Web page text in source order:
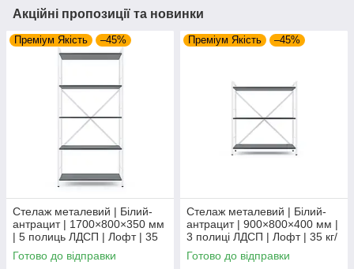
Акційні пропозиції та новинки
Преміум Якість –45%
Стелаж металевий | Білий-
антрацит | 1700×800×350 мм
| 5 полиць ЛДСП | Лофт | 35
кг/полицю | для дому, офісу
та вітальні
Готово до відправки
Преміум Якість –45%
Стелаж металевий | Білий-
антрацит | 900×800×400 мм |
3 полиці ЛДСП | Лофт | 35 кг/
полицю | для дому, офісу та
вітальні
Готово до відправки